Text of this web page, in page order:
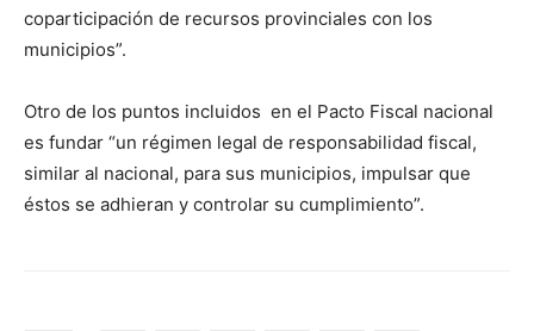
coparticipación de recursos provinciales con los
municipios”.
Otro de los puntos incluidos en el Pacto Fiscal nacional
es fundar “un régimen legal de responsabilidad fiscal,
similar al nacional, para sus municipios, impulsar que
éstos se adhieran y controlar su cumplimiento”.